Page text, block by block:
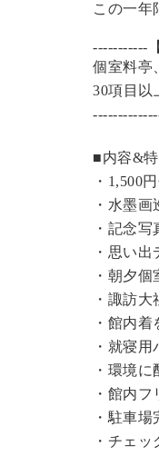
この一年
-----------
個室料亭
30項目以
■内容&
・1,500
・水墨
・記念
・思い
・朝夕
・諏訪
・館内
・就寝
・環境
・館内フ
・駐車場
・チェ